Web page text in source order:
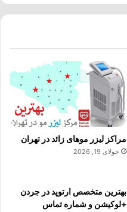
مراکز لیزر موهای زائد در تهران
جولای 19, 2026
بهترین متخصص ارتوپد در جردن
+لوکیشن و شماره تماس